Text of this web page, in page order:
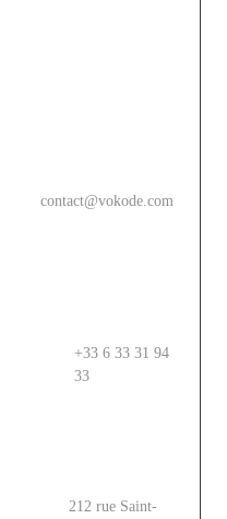
contact@vokode.com
+33 6 33 31 94
33
212 rue Saint-